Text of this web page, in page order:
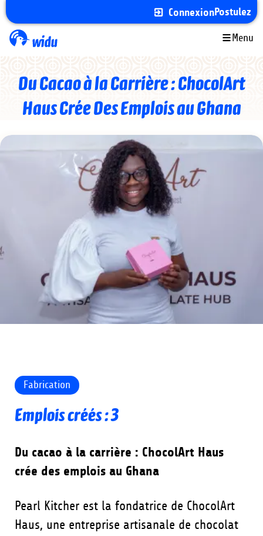
au
contenu
principal
ConnexionPostulez
Menu
Du Cacao à la Carrière : ChocolArt
Haus Crée Des Emplois au Ghana
Fabrication
Emplois créés : 3
Du cacao à la carrière : ChocolArt Haus
crée des emplois au Ghana
Pearl Kitcher est la fondatrice de ChocolArt
Haus, une entreprise artisanale de chocolat